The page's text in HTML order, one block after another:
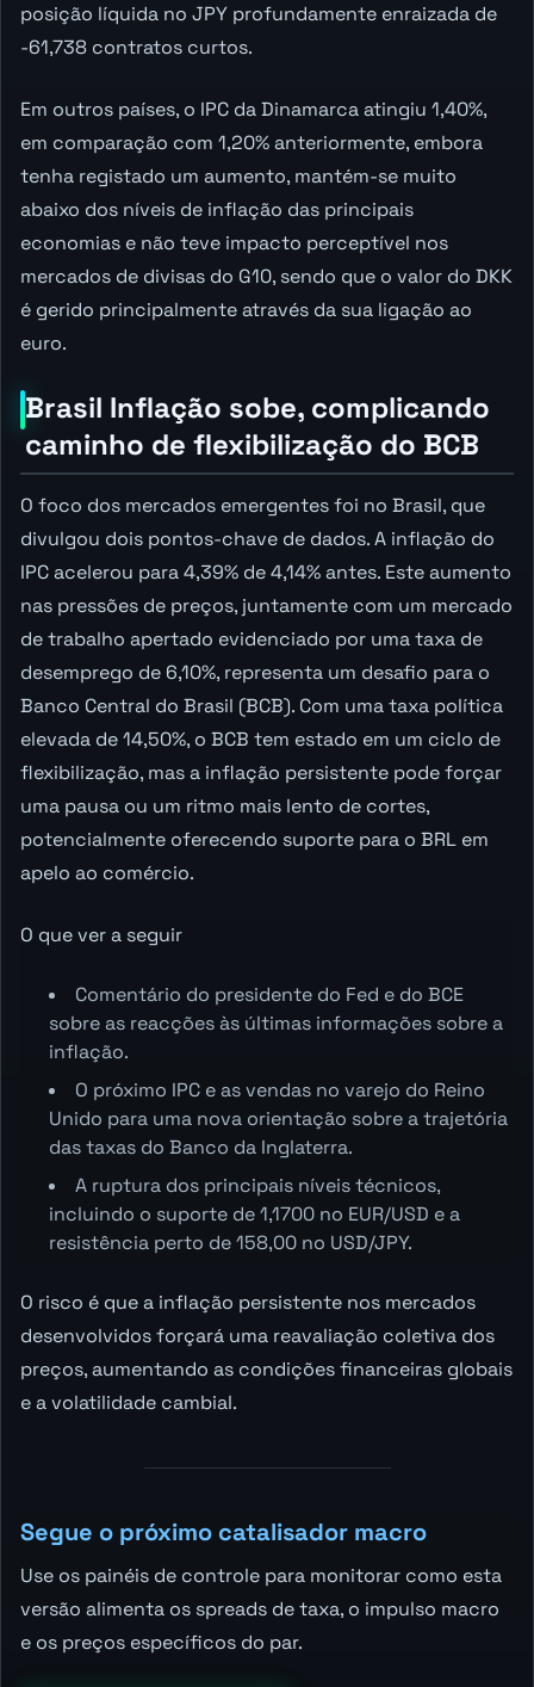
posição líquida no JPY profundamente enraizada de
-61,738 contratos curtos.
Em outros países, o IPC da Dinamarca atingiu 1,40%,
em comparação com 1,20% anteriormente, embora
tenha registado um aumento, mantém-se muito
abaixo dos níveis de inflação das principais
economias e não teve impacto perceptível nos
mercados de divisas do G10, sendo que o valor do DKK
é gerido principalmente através da sua ligação ao
euro.
Brasil Inflação sobe, complicando
caminho de flexibilização do BCB
O foco dos mercados emergentes foi no Brasil, que
divulgou dois pontos-chave de dados. A inflação do
IPC acelerou para 4,39% de 4,14% antes. Este aumento
nas pressões de preços, juntamente com um mercado
de trabalho apertado evidenciado por uma taxa de
desemprego de 6,10%, representa um desafio para o
Banco Central do Brasil (BCB). Com uma taxa política
elevada de 14,50%, o BCB tem estado em um ciclo de
flexibilização, mas a inflação persistente pode forçar
uma pausa ou um ritmo mais lento de cortes,
potencialmente oferecendo suporte para o BRL em
apelo ao comércio.
O que ver a seguir
Comentário do presidente do Fed e do BCE
sobre as reacções às últimas informações sobre a
inflação.
O próximo IPC e as vendas no varejo do Reino
Unido para uma nova orientação sobre a trajetória
das taxas do Banco da Inglaterra.
A ruptura dos principais níveis técnicos,
incluindo o suporte de 1,1700 no EUR/USD e a
resistência perto de 158,00 no USD/JPY.
O risco é que a inflação persistente nos mercados
desenvolvidos forçará uma reavaliação coletiva dos
preços, aumentando as condições financeiras globais
e a volatilidade cambial.
Segue o próximo catalisador macro
Use os painéis de controle para monitorar como esta
versão alimenta os spreads de taxa, o impulso macro
e os preços específicos do par.